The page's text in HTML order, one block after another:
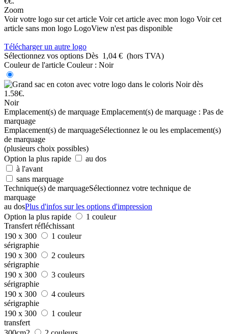
Zoom
Voir votre logo sur cet article Voir cet article avec mon logo Voir cet
article sans mon logo LogoView n'est pas disponible
Télécharger un autre logo
Sélectionnez vos options Dès 1,04 € (hors TVA)
Couleur de l'article Couleur : Noir
Noir
Emplacement(s) de marquage Emplacement(s) de marquage : Pas de
marquage
Emplacement(s) de marquageSélectionnez le ou les emplacement(s)
de marquage
(plusieurs choix possibles)
Option la plus rapide
au dos
à l'avant
sans marquage
Technique(s) de marquageSélectionnez votre technique de
marquage
au dosPlus d'infos sur les options d'impression
Option la plus rapide
1 couleur
Transfert réfléchissant
190 x 300
1 couleur
sérigraphie
190 x 300
2 couleurs
sérigraphie
190 x 300
3 couleurs
sérigraphie
190 x 300
4 couleurs
sérigraphie
190 x 300
1 couleur
transfert